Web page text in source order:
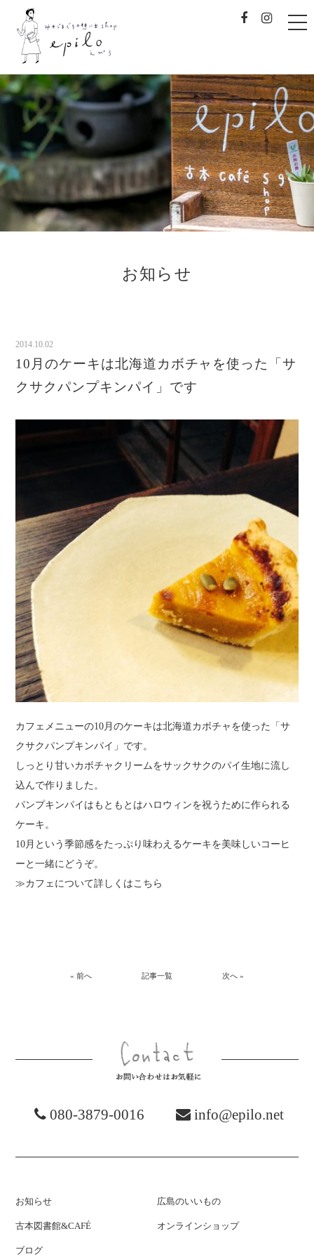
みやじまぐちの想
お知らせ
2014.10.02
10月のケーキは北海道カボチャを使った「サ
クサクパンプキンパイ」です
カフェメニューの10月のケーキは北海道カボチャを使った「サ
クサクパンプキンパイ」です。
しっとり甘いカボチャクリームをサックサクのパイ生地に流し
込んで作りました。
パンプキンパイはもともとはハロウィンを祝うために作られる
ケーキ。
10月という季節感をたっぷり味わえるケーキを美味しいコーヒ
ーと一緒にどうぞ。
≫カフェについて詳しくはこちら
« 前へ 記事一覧 次へ »
080-3879-0016 info@epilo.net
お知らせ 広島のいいもの
古本図書館&CAFÉ オンラインショップ
ブログ
t
o
e
n
a
v
i
g
a
t
i
o
n